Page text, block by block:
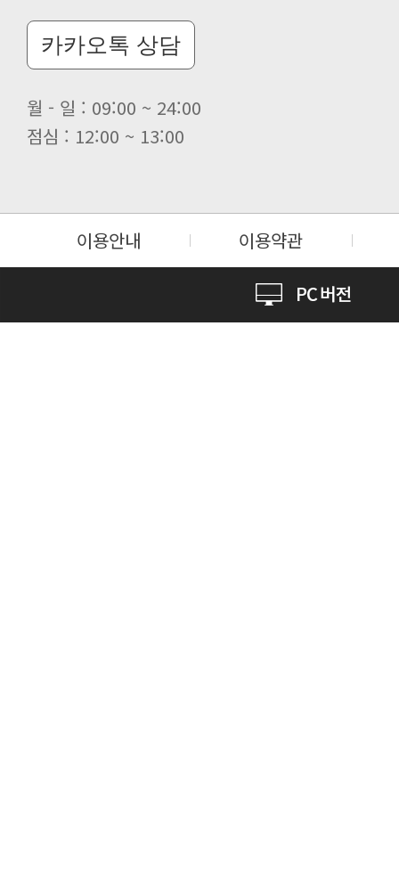
카카오톡 상담
월 - 일 : 09:00 ~ 24:00
점심 : 12:00 ~ 13:00
이용안내 이용약관